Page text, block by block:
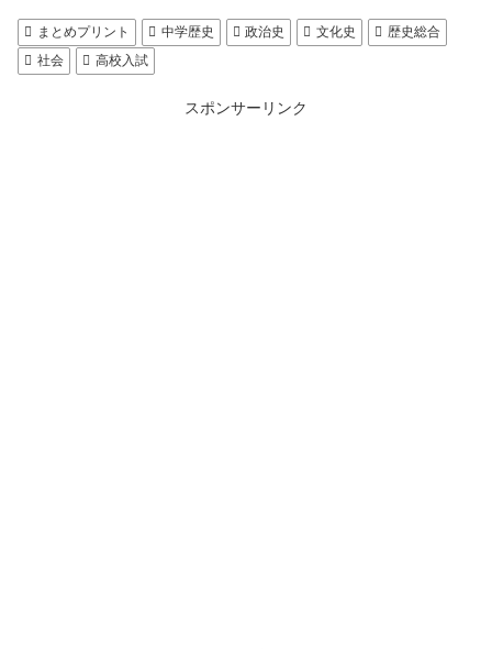
まとめプリント 中学歴史 政治史 文化史
歴史総合
社会
高校入試
スポンサーリンク